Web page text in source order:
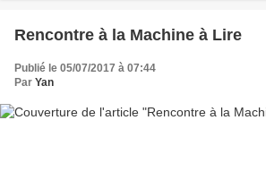
Rencontre à la Machine à Lire
Publié le 05/07/2017 à 07:44
Par Yan